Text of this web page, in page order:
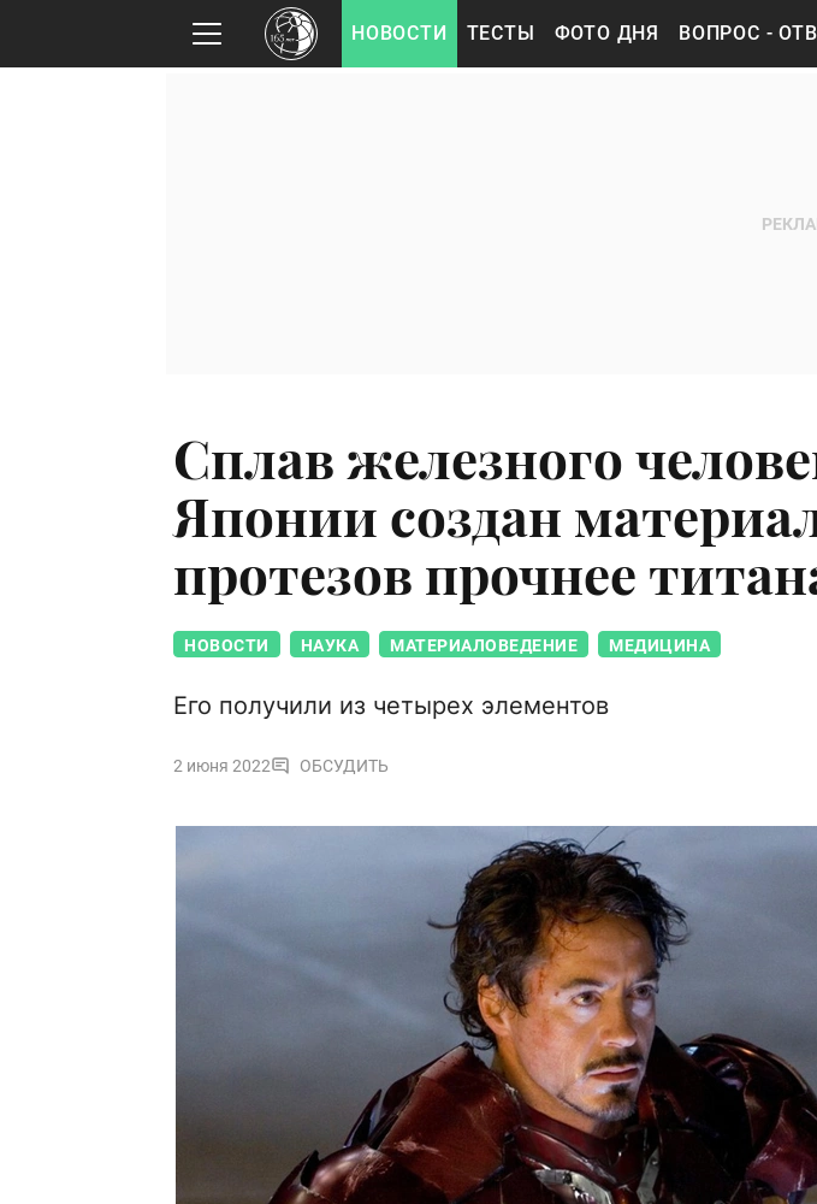
НОВОСТИ ТЕСТЫ ФОТО ДНЯ ВОПРОС -
Сплав железного
Японии создан
протезов прочнее
НОВОСТИ НАУКА МАТЕРИАЛОВЕДЕНИЕ МЕДИЦИНА
Его получили из четырех элементов
2 июня 2022 ОБСУДИТЬ